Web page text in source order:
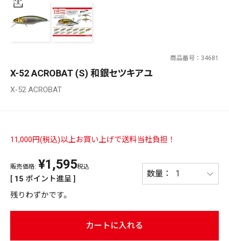
価格 ¥
PREMIUM ［ オンライン限定 ］
PREMIUM
商品番号 34681
X-52 ACROBAT (S) 和銀セツキアユ
X-52 ACROBAT
11,000円(税込)以上お買い上げで送料当社負担！
販売価格: ¥1,595税込
[ 15 ポイント進呈 ]
残りわずかです。
カートに入れる